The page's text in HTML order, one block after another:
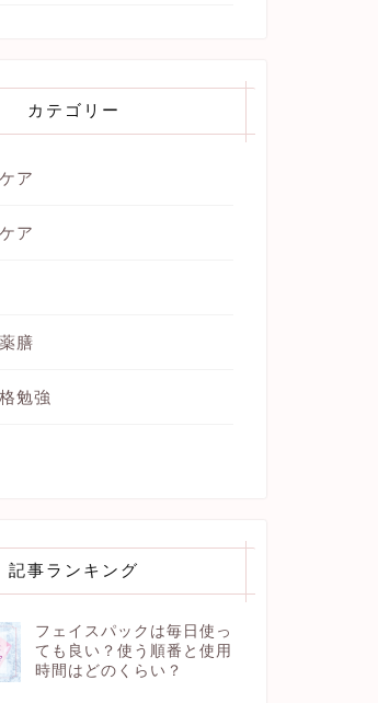
カテゴリー
ア
ア
膳
勉強
記事ランキング
フェイスパックは毎日使っ
ても良い？使う順番と使用
時間はどのくらい？